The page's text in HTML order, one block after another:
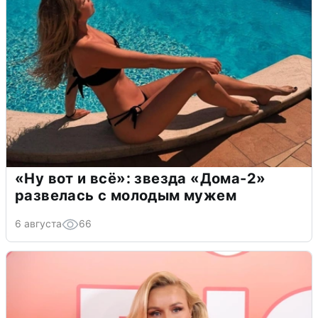
«Ну вот и всё»: звезда «Дома-2»
развелась с молодым мужем
6 августа 66